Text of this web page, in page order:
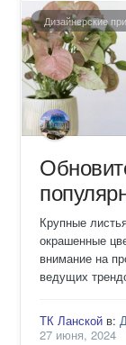
Дизайнерские
Крупные
окрашенные
внимание на
ведущих
ТК Ланской в:
27 июня, 2024